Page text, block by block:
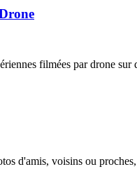
filmées par drone
d'amis, voisins ou